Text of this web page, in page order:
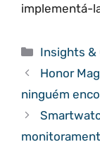
implementá-
Categorias
Insights &
Honor
ninguém